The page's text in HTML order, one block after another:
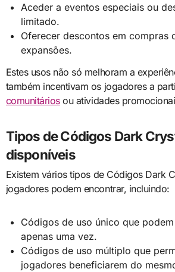
Aceder a eventos especiais ou
limitado.
Oferecer descontos em compras
expansões.
Estes usos não só melhoram a
também incentivam os jogadores a
comunitáriosou atividades
Tipos de Códigos Dark
disponíveis
Existem vários tipos de Códigos Dark
jogadores podem encontrar, incluindo:
Códigos de uso único que
apenas uma vez.
Códigos de uso múltiplo que
jogadores beneficiarem do